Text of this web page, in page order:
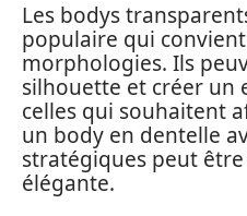
Les bodys
populaire qui
morphologies. Ils
silhouette et créer un
celles qui souhaitent
un body en dentelle
stratégiques peut
élégante.